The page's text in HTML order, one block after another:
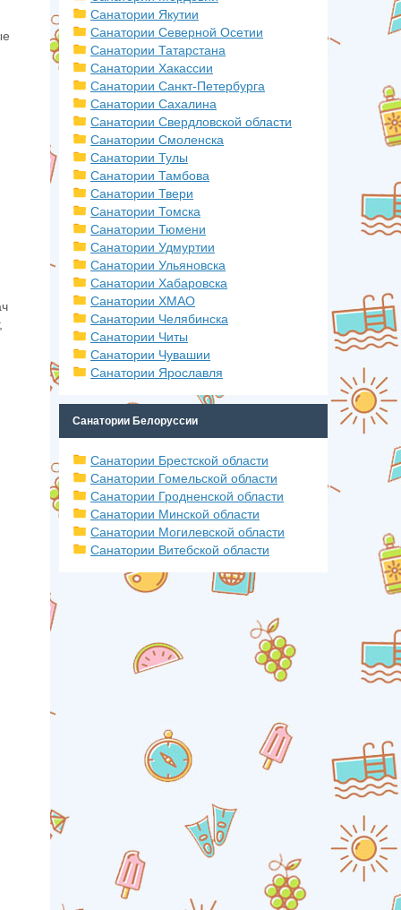
Санатории Якутии
Санатории Северной Осетии
Санатории Татарстана
Санатории Хакассии
Санатории Санкт-Петербурга
Санатории Сахалина
Санатории Свердловской области
Санатории Смоленска
Санатории Тулы
Санатории Тамбова
Санатории Твери
Санатории Томска
Санатории Тюмени
Санатории Удмуртии
Санатории Ульяновска
Санатории Хабаровска
Санатории ХМАО
Санатории Челябинска
Санатории Читы
Санатории Чувашии
Санатории Ярославля
Санатории Белоруссии
Санатории Брестской области
Санатории Гомельской области
Санатории Гродненской области
Санатории Минской области
Санатории Могилевской области
Санатории Витебской области